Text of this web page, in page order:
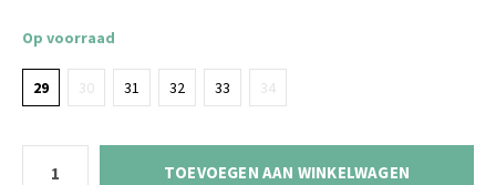
Op voorraad
29 30 31 32 33 34
TOEVOEGEN AAN WINKELWAGEN